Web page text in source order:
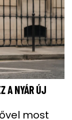
A NYÁR ÚJ
most